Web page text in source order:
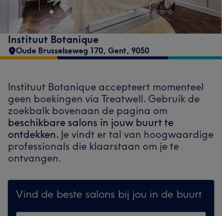
Instituut Botanique
Oude Brusselseweg 170, Gent, 9050
Instituut Botanique accepteert momenteel
geen boekingen via Treatwell. Gebruik de
zoekbalk bovenaan de pagina om
beschikbare salons in jouw buurt te
ontdekken. Je vindt er tal van hoogwaardige
professionals die klaarstaan om je te
ontvangen.
Vind de beste salons bij jou in de buurt